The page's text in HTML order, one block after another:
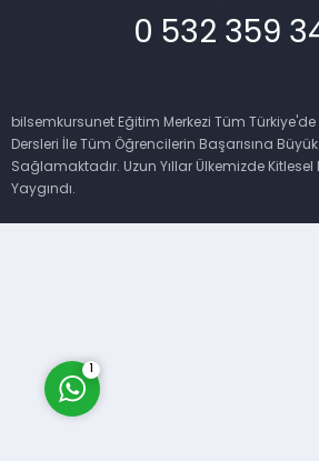
0 532 359 34
bilsemkursunet Eğitim Merkezi Tüm Türkiye'de
Dersleri İle Tüm Öğrencilerin Başarısına Büyük
Sağlamaktadır. Uzun Yıllar Ülkemizde Kitlesel
Yaygındı.
Müşteri Temsilcisi